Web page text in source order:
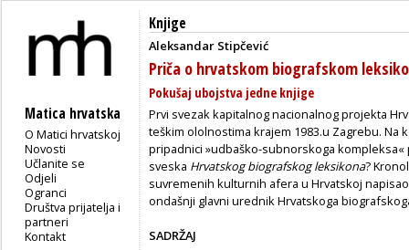
Matica hrvatska
O Matici hrvatskoj
Novosti
Učlanite se
Odjeli
Ogranci
Društva prijatelja i
partneri
Kontakt
Knjige
Aleksandar Stipčević
Priča o hrvatskom biografskom
Pokušaj ubojstva jedne knjige
Prvi svezak kapitalnog nacionalnog projekta
teškim ololnostima krajem 1983.u Zagrebu. Na
pripadnici »udbaško-subnorskoga
sveska Hrvatskog biografskog leksikona?
suvremenih kulturnih afera u Hrvatskoj
ondašnji glavni urednik Hrvatskoga
SADRŽAJ